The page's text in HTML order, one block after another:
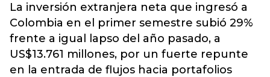
La inversión extranjera neta que ingresó a
Colombia en el primer semestre subió 29%
frente a igual lapso del año pasado, a
US$13.761 millones, por un fuerte repunte
en la entrada de flujos hacia portafolios